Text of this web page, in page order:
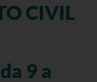
CIVIL
9 a